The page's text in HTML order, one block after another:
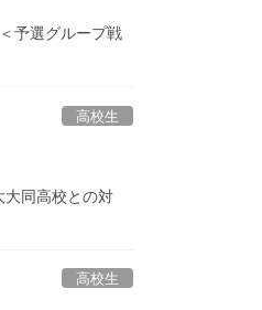
予選グループ戦
高校生
同高校との対
高校生